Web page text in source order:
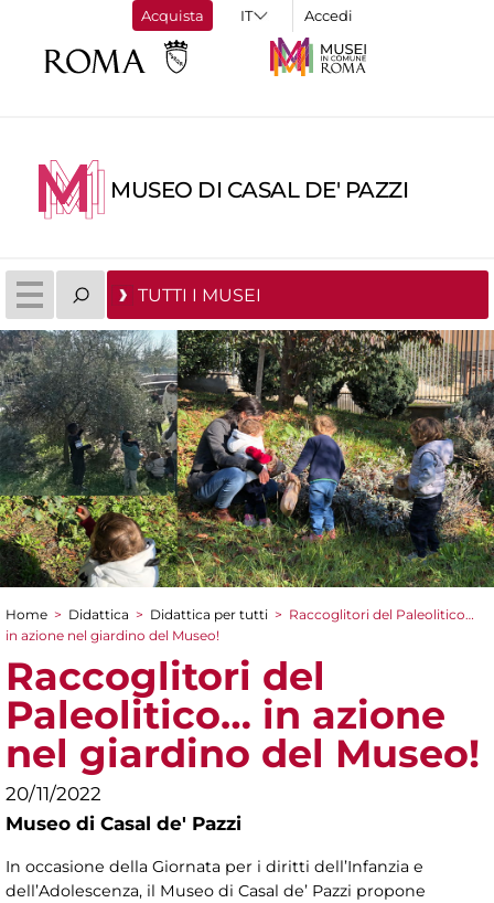
Acquista Accedi
MUSEO DI CASAL DE' PAZZI
TUTTI I MUSEI
Tu sei qui
Home > Didattica > Didattica per tutti > Raccoglitori del Paleolitico…
in azione nel giardino del Museo!
Raccoglitori del
Paleolitico… in azione
nel giardino del Museo!
20/11/2022
Museo di Casal de' Pazzi
In occasione della Giornata per i diritti dell’Infanzia e
dell’Adolescenza, il Museo di Casal de’ Pazzi propone